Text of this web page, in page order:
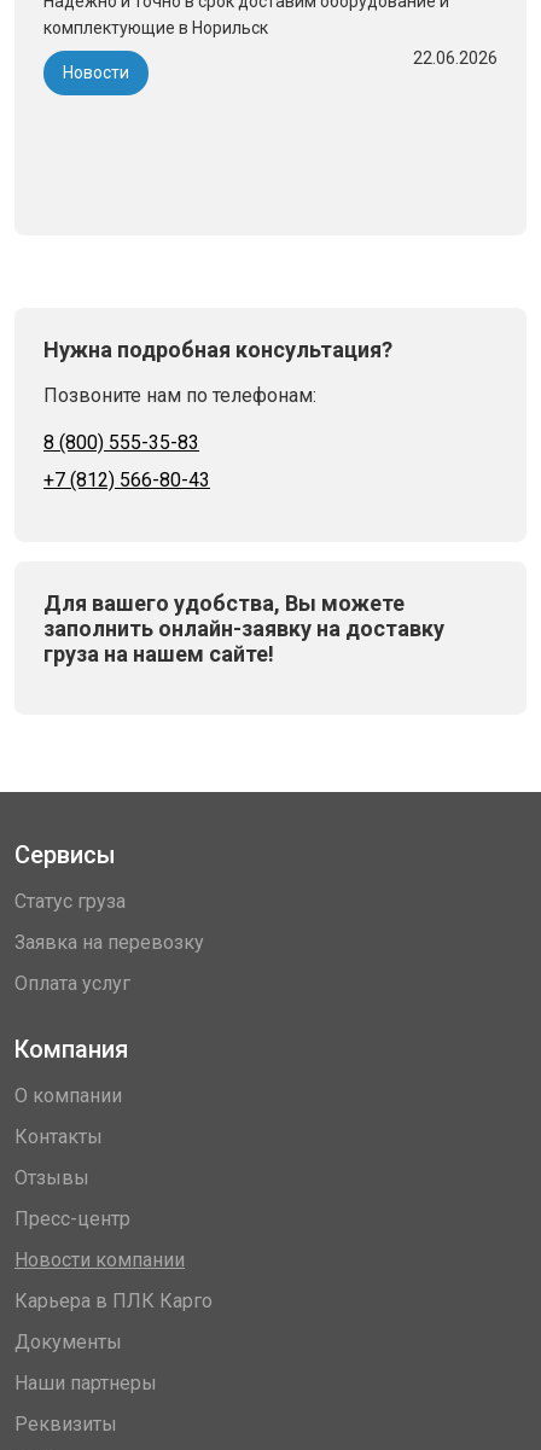
комплектующие в Норильск
Новости
22.06.2026
Нужна подробная консультация?
Позвоните нам по телефонам:
8 (800) 555-35-83
+7 (812) 566-80-43
Для вашего удобства, Вы можете
заполнить онлайн-заявку на доставку
груза на нашем сайте!
Сервисы
Статус груза
Заявка на перевозку
Оплата услуг
Компания
О компании
Контакты
Отзывы
Пресс-центр
Новости компании
Карьера в ПЛК Карго
Документы
Наши партнеры
Реквизиты